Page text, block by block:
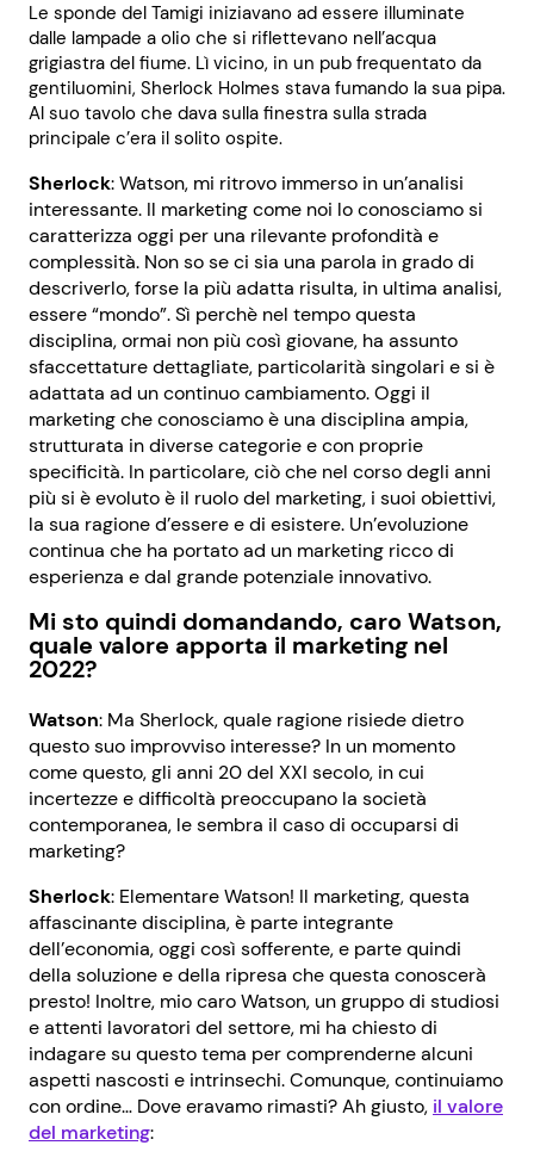
Le sponde del Tamigi iniziavano ad essere illuminate
dalle lampade a olio che si riflettevano nell’acqua
grigiastra del fiume. Lì vicino, in un pub frequentato da
gentiluomini, Sherlock Holmes stava fumando la sua pipa.
Al suo tavolo che dava sulla finestra sulla strada
principale c’era il solito ospite.
Sherlock: Watson, mi ritrovo immerso in un’analisi
interessante. Il marketing come noi lo conosciamo si
caratterizza oggi per una rilevante profondità e
complessità. Non so se ci sia una parola in grado di
descriverlo, forse la più adatta risulta, in ultima analisi,
essere “mondo”. Sì perchè nel tempo questa
disciplina, ormai non più così giovane, ha assunto
sfaccettature dettagliate, particolarità singolari e si è
adattata ad un continuo cambiamento. Oggi il
marketing che conosciamo è una disciplina ampia,
strutturata in diverse categorie e con proprie
specificità. In particolare, ciò che nel corso degli anni
più si è evoluto è il ruolo del marketing, i suoi obiettivi,
la sua ragione d’essere e di esistere. Un’evoluzione
continua che ha portato ad un marketing ricco di
esperienza e dal grande potenziale innovativo.
Mi sto quindi domandando, caro Watson,
quale valore apporta il marketing nel
2022?
Watson: Ma Sherlock, quale ragione risiede dietro
questo suo improvviso interesse? In un momento
come questo, gli anni 20 del XXI secolo, in cui
incertezze e difficoltà preoccupano la società
contemporanea, le sembra il caso di occuparsi di
marketing?
Sherlock: Elementare Watson! Il marketing, questa
affascinante disciplina, è parte integrante
dell’economia, oggi così sofferente, e parte quindi
della soluzione e della ripresa che questa conoscerà
presto! Inoltre, mio caro Watson, un gruppo di studiosi
e attenti lavoratori del settore, mi ha chiesto di
indagare su questo tema per comprenderne alcuni
aspetti nascosti e intrinsechi. Comunque, continuiamo
con ordine… Dove eravamo rimasti? Ah giusto, il valore
del marketing: